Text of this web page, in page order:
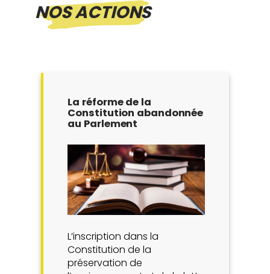
NOS ACTIONS
La réforme de la
Constitution abandonnée
au Parlement
L’inscription dans la
Constitution de la
préservation de